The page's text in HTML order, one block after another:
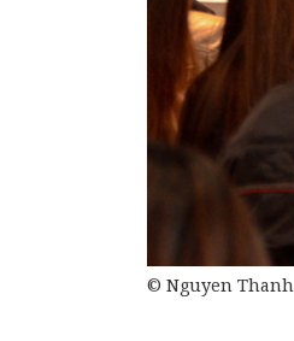
© Nguyen